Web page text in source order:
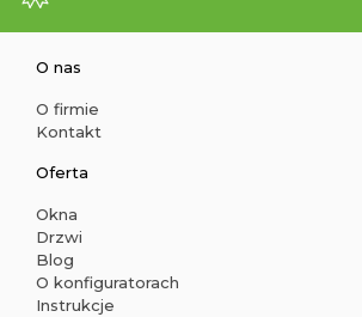
O nas
O firmie
Kontakt
Oferta
Okna
Drzwi
Blog
O konfiguratorach
Instrukcje